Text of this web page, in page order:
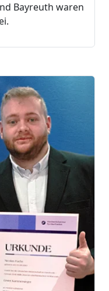
Bayreuth waren